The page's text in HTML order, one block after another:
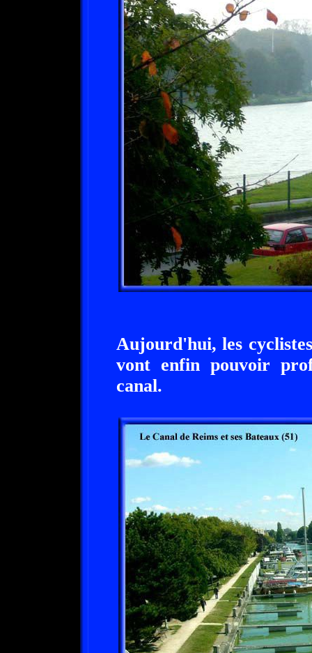
Aujourd'hui, les
vont enfin pouvoir
canal.